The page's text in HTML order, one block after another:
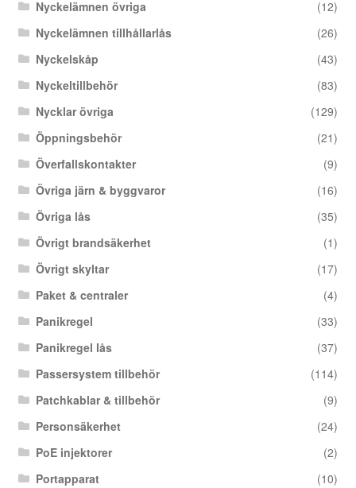
Nyckelämnen övriga
(12)
Nyckelämnen tillhållarlås
(26)
Nyckelskåp
(43)
Nyckeltillbehör
(83)
Nycklar övriga
(129)
Öppningsbehör
(21)
Överfallskontakter
(9)
Övriga järn & byggvaror
(16)
Övriga lås
(35)
Övrigt brandsäkerhet
(1)
Övrigt skyltar
(17)
Paket & centraler
(4)
Panikregel
(33)
Panikregel lås
(37)
Passersystem tillbehör
(114)
Patchkablar & tillbehör
(9)
Personsäkerhet
(24)
PoE injektorer
(2)
Portapparat
(10)